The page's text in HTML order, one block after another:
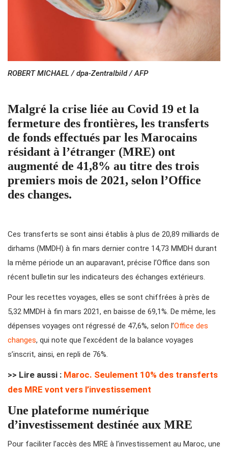
ROBERT MICHAEL / dpa-Zentralbild / AFP
Malgré la crise liée au Covid 19 et la
fermeture des frontières, les transferts
de fonds effectués par les Marocains
résidant à l’étranger (MRE) ont
augmenté de 41,8% au titre des trois
premiers mois de 2021, selon l’Office
des changes.
Ces transferts se sont ainsi établis à plus de 20,89 milliards de
dirhams (MMDH) à fin mars dernier contre 14,73 MMDH durant
la même période un an auparavant, précise l’Office dans son
récent bulletin sur les indicateurs des échanges extérieurs.
Pour les recettes voyages, elles se sont chiffrées à près de
5,32 MMDH à fin mars 2021, en baisse de 69,1%. De même, les
dépenses voyages ont régressé de 47,6%, selon l’Office des
changes, qui note que l’excédent de la balance voyages
s’inscrit, ainsi, en repli de 76%.
>> Lire aussi : Maroc. Seulement 10% des transferts
des MRE vont vers l’investissement
Une plateforme numérique
d’investissement destinée aux MRE
Pour faciliter l’accès des MRE à l’investissement au Maroc, une